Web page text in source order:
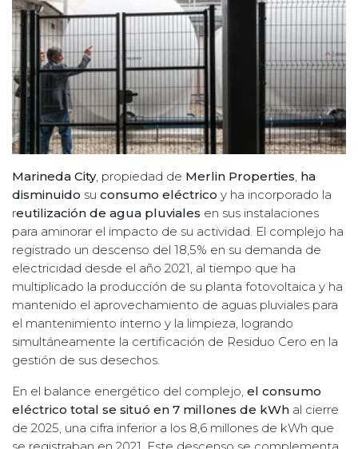
Marineda City, propiedad de Merlin Properties ha
disminuido su consumo eléctrico y ha incorporado la
reutilización de agua pluviales en sus instalaciones
para aminorar el impacto de su actividad. El complejo ha
registrado un descenso del 18,5% en su demanda de
electricidad desde el año 2021, al tiempo que ha
multiplicado la producción de su planta fotovoltaica y ha
mantenido el aprovechamiento de aguas pluviales para
el mantenimiento interno y la limpieza, logrando
simultáneamente la certificación de Residuo Cero en la
gestión de sus desechos.
En el balance energético del complejo, el consumo
eléctrico total se situó en 7 millones de kWh al cierre
de 2025, una cifra inferior a los 8,6 millones de kWh que
se registraban en 2021. Este descenso se complementa